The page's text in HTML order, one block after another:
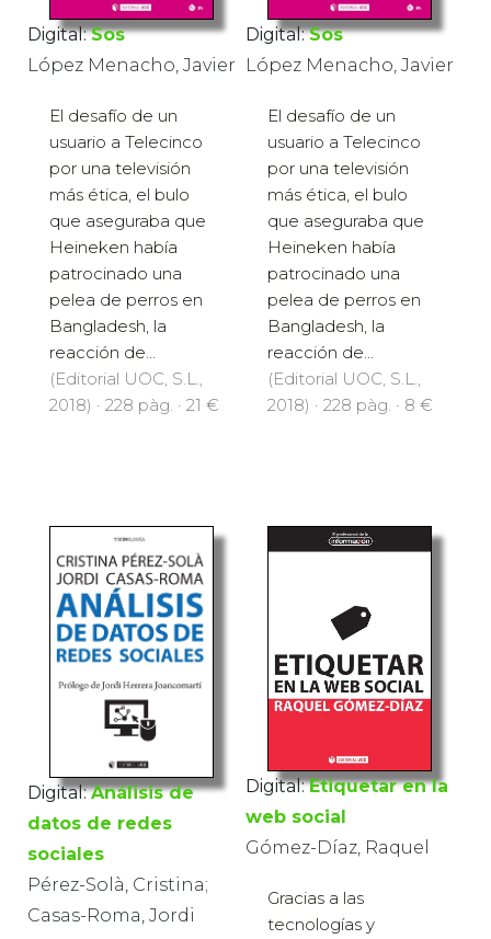
Digital: Sos
López Menacho, Javier
El desafío de un
usuario a Telecinco
por una televisión
más ética, el bulo
que aseguraba que
Heineken había
patrocinado una
pelea de perros en
Bangladesh, la
reacción de...
(Editorial UOC, S.L.,
2018) · 228 pàg. · 21 €
Digital: Sos
López Menacho, Javier
El desafío de un
usuario a Telecinco
por una televisión
más ética, el bulo
que aseguraba que
Heineken había
patrocinado una
pelea de perros en
Bangladesh, la
reacción de...
(Editorial UOC, S.L.,
2018) · 228 pàg. · 8 €
Digital: Análisis de
datos de redes
sociales
Pérez-Solà, Cristina;
Casas-Roma, Jordi
Digital: Etiquetar en la
web social
Gómez-Díaz, Raquel
Gracias a las
tecnologías y